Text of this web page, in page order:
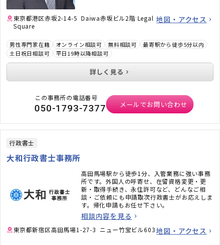
東京都港区赤坂2-14-5 Daiwa赤坂ビル2階 Legal
Square
地図・アクセス
男性専門家在籍 オンライン相談可 無料相談可
最寄駅から徒歩5分以内
土日祝日相談可
平日19時以降相談可
詳しく見る
この事務所の電話番号
050-1793-7377 メールでお問い合わせ
行政書士
大和行政書士事務所
高田馬場駅から徒歩1分、入管業務に強い事務
所です。外国人の呼寄せ、在留資格変更・更
新・取得手続き、永住許可など、どんなご相
談・ご依頼にも申請取次行政書士がお応えしま
す。帰化申請もお任せ下さい。
相談内容を見る
東京都新宿区高田馬場1-27-3 ニュー竹宝ビル603地図・アクセス